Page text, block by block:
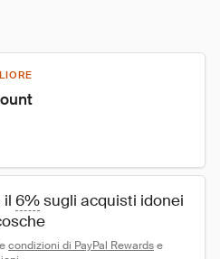
il 6% sugli acquisti idonei
condizioni di PayPal Rewards e